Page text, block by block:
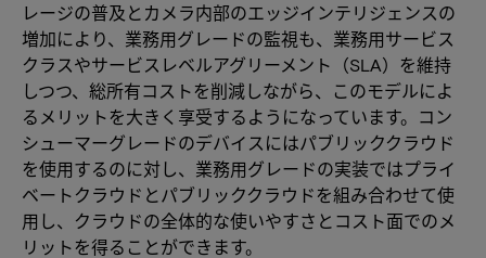
レージの普及とカメラ内部のエッジインテリジェンスの
増加により、業務用グレードの監視も、業務用サービス
クラスやサービスレベルアグリーメント（SLA）を維持
しつつ、総所有コストを削減しながら、このモデルによ
るメリットを大きく享受するようになっています。コン
シューマーグレードのデバイスにはパブリッククラウド
を使用するのに対し、業務用グレードの実装ではプライ
ベートクラウドとパブリッククラウドを組み合わせて使
用し、クラウドの全体的な使いやすさとコスト面でのメ
リットを得ることができます。